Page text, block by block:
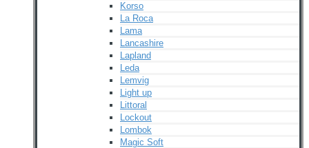
Korso
La Roca
Lama
Lancashire
Lapland
Leda
Lemvig
Light up
Littoral
Lockout
Lombok
Magic Soft